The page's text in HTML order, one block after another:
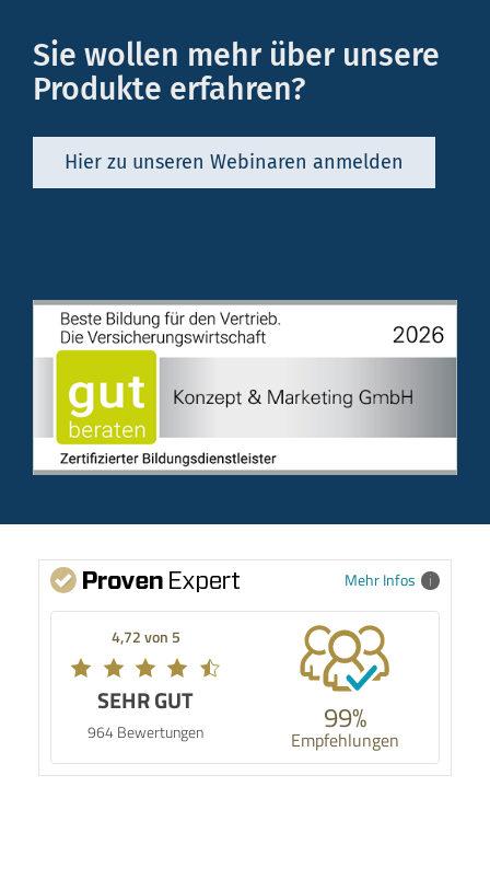
Sie wollen mehr über unsere
Produkte erfahren?
Hier zu unseren Webinaren anmelden
Mehr Infos
4,72 von 5
SEHR GUT
964 Bewertungen 99%
Empfehlungen